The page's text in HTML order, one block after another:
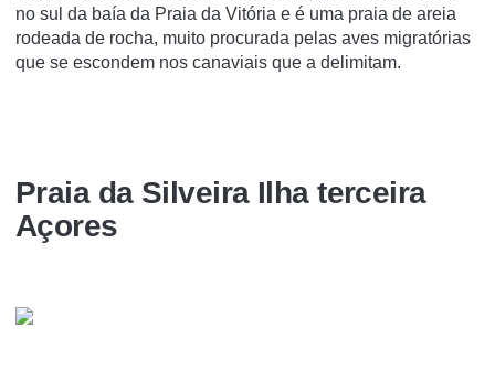
no sul da baía da Praia da Vitória e é uma praia de areia
rodeada de rocha, muito procurada pelas aves migratórias
que se escondem nos canaviais que a delimitam.
Praia da Silveira Ilha terceira
Açores